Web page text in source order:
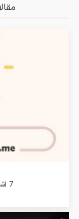
7 اشتباه بزرگ رزومه های کاری